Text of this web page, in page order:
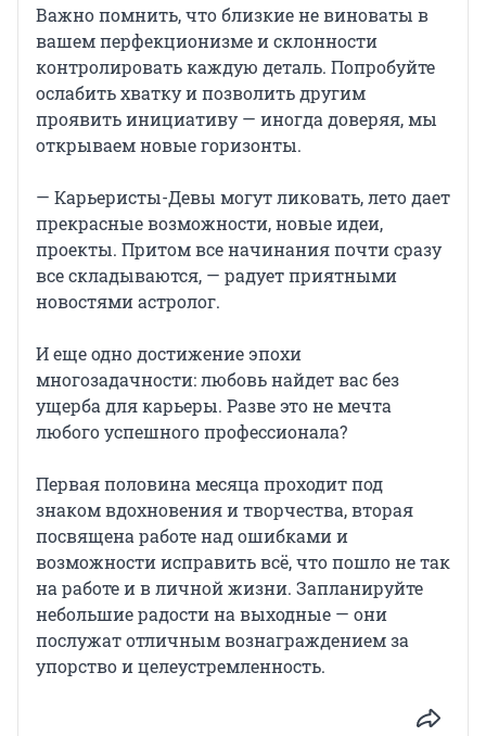
Важно помнить, что близкие не виноваты в
вашем перфекционизме и склонности
контролировать каждую деталь. Попробуйте
ослабить хватку и позволить другим
проявить инициативу — иногда доверяя, мы
открываем новые горизонты.
— Карьеристы-Девы могут ликовать, лето дает
прекрасные возможности, новые идеи,
проекты. Притом все начинания почти сразу
все складываются, — радует приятными
новостями астролог.
И еще одно достижение эпохи
многозадачности: любовь найдет вас без
ущерба для карьеры. Разве это не мечта
любого успешного профессионала?
Первая половина месяца проходит под
знаком вдохновения и творчества, вторая
посвящена работе над ошибками и
возможности исправить всё, что пошло не так
на работе и в личной жизни. Запланируйте
небольшие радости на выходные — они
послужат отличным вознаграждением за
упорство и целеустремленность.